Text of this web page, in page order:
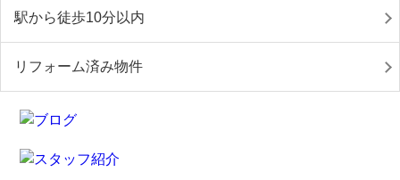
駅から徒歩10分以内
リフォーム済み物件